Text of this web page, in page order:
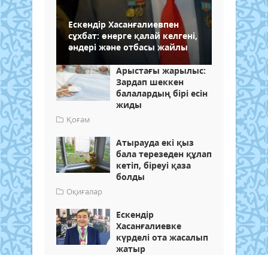
Ескендір Хасанғалиевпен
сұхбат: өнерге қалай келгені,
әндері және отбасы жайлы
Арыстағы жарылыс:
Зардап шеккен
балалардың бірі есін
жиды
Қоғам
Атырауда екі қыз
бала терезеден құлап
кетіп, біреуі қаза
болды
Оқиғалар
Ескендір
Хасанғалиевке
күрделі ота жасалып
жатыр